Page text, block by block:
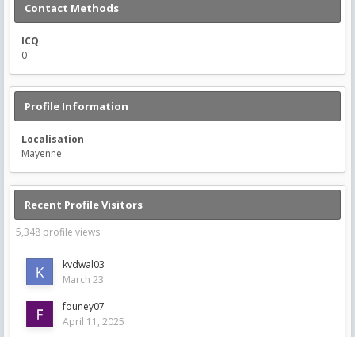
Contact Methods
ICQ
0
Profile Information
Localisation
Mayenne
Recent Profile Visitors
5,348 profile views
kvdwal03
March 23
founey07
April 11, 2025